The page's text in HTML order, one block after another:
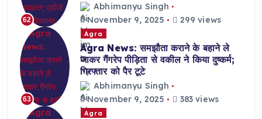
62
Abhimanyu Singh
November 9, 2025
299 views
63
Agra
Agra News: समझौता कराने के बहाने ले
जाकर गैंगरेप पीड़िता से वकील ने किया दुष्कर्म;
गिरफ्तार को पैर टूटे
Abhimanyu Singh
November 9, 2025
383 views
Agra